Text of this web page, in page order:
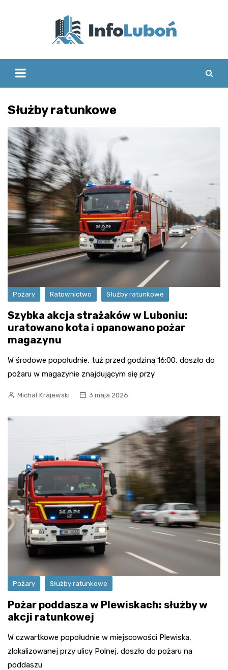
Służby ratunkowe
Pożary Ratownictwo Służby ratunkowe
Szybka akcja strażaków w Luboniu:
uratowano kota i opanowano pożar
magazynu
W środowe popołudnie, tuż przed godziną 16:00, doszło do
pożaru w magazynie znajdującym się przy
Michał Krajewski 3 maja 2026
Pożary Służby ratunkowe
Pożar poddasza w Plewiskach: służby w
akcji ratunkowej
W czwartkowe popołudnie w miejscowości Plewiska,
zlokalizowanej przy ulicy Polnej, doszło do pożaru na
poddaszu